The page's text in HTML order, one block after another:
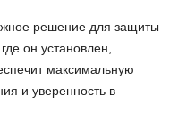
решение для защиты
он установлен,
максимальную
и уверенность в